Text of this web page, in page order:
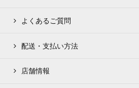
よくあるご質問
配送・支払い方法
店舗情報